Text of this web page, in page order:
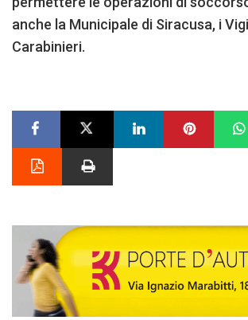
anche la Municipale di Siracusa, i
Carabinieri.